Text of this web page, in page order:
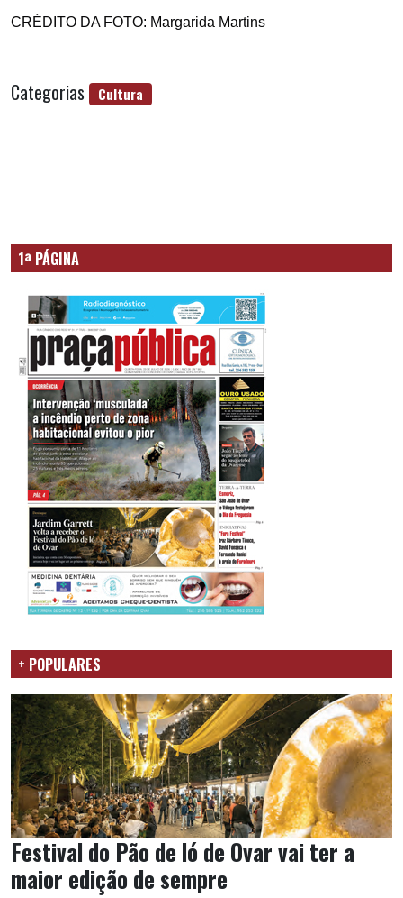
CRÉDITO DA FOTO: Margarida Martins
Categorias Cultura
1ª PÁGINA
+ POPULARES
Festival do Pão de ló de Ovar vai ter a
maior edição de sempre